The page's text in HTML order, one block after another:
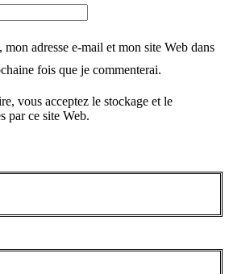
adresse e-mail et mon site Web dans
fois que je commenterai.
vous acceptez le stockage et le
par ce site Web.